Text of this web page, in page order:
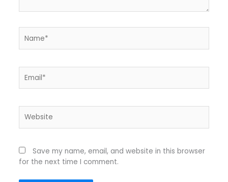
Save my name, email, and website in this browser
for the next time I comment.